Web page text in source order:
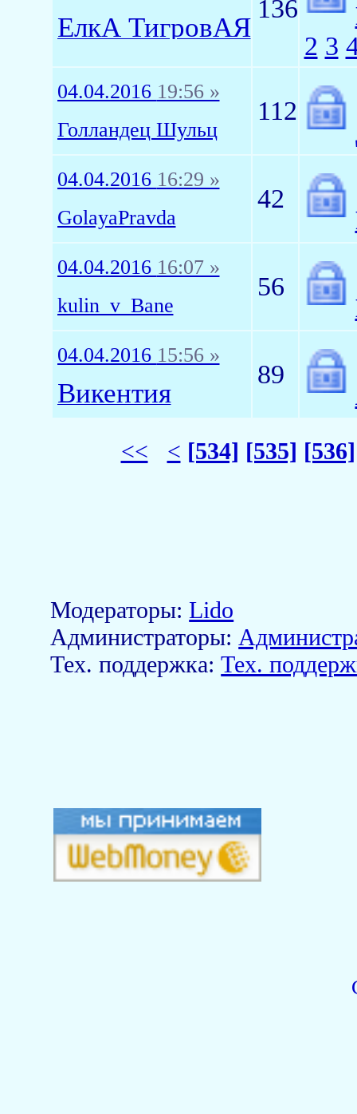
ЁлкА ТигровАЯ
136
2 3
04.04.2016 19:56 »
Голландец Шульц
112
04.04.2016 16:29 »
GolayaPravda
42
04.04.2016 16:07 »
kulin_v_Bane
56
04.04.2016 15:56 »
Викентия
89
<< < [534] [535] [536]
Модераторы:Lido
Aдминистраторы:
Тех. поддержка:Тех.